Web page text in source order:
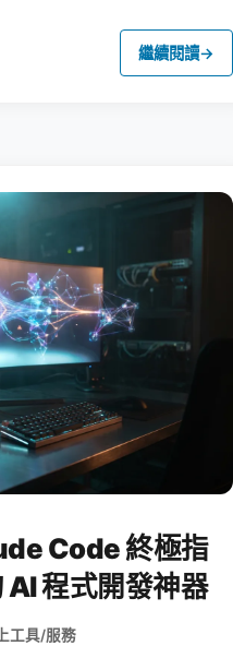
繼續閱讀→
Code 終極指
程式開發神器
工具/服務